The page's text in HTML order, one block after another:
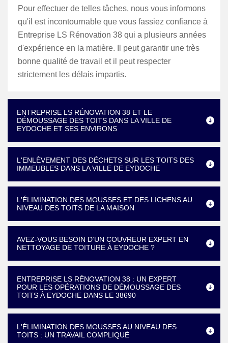
Pour effectuer de telles tâches, nous vous informons
qu'il est incontournable que vous fassiez confiance à
Entreprise LS Rénovation 38 qui a plusieurs années
d'expérience en la matière. Il peut garantir une très
bonne qualité de travail et il peut respecter
strictement les délais impartis.
ENTREPRISE LS RÉNOVATION 38 ET LE
DÉMOUSSAGE DES TOITS DANS LA VILLE DE
EYDOCHE ET SES ENVIRONS
L'ENLÈVEMENT DES DÉCHETS SUR LES TOITS DES
IMMEUBLES DANS LA VILLE DE EYDOCHE
L'ÉLIMINATION DES MOUSSES ET DES LICHENS AU
NIVEAU DES TOITS DE LA MAISON
AVEZ-VOUS BESOIN D’UN COUVREUR EXPERT EN
NETTOYAGE DE TOITURE À EYDOCHE ?
ENTREPRISE LS RÉNOVATION 38 : UN EXPERT
POUR LES OPÉRATIONS DE DÉMOUSSAGE DES
TOITS À EYDOCHE DANS LE 38690
L'ÉLIMINATION DES MOUSSES AU NIVEAU DES
TOITS : UN TRAVAIL COMPLIQUÉ